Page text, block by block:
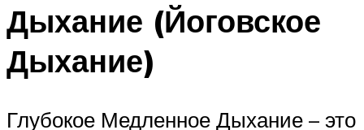
Дыхание (Йоговское
Дыхание)
Глубокое Медленное Дыхание – это